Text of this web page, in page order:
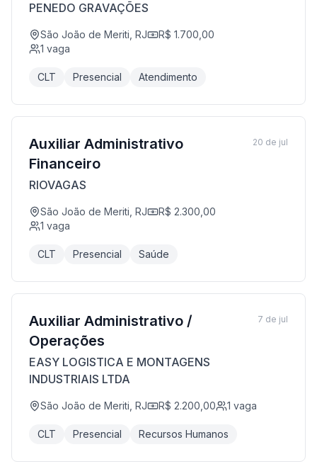
PENEDO GRAVAÇÕES
São João de Meriti, RJ
R$ 1.700,00
1 vaga
CLT Presencial Atendimento
Auxiliar Administrativo
Financeiro
RIOVAGAS
São João de Meriti, RJ
R$ 2.300,00
1 vaga
CLT Presencial Saúde
20 de jul
Auxiliar Administrativo /
Operações
EASY LOGISTICA E MONTAGENS
INDUSTRIAIS LTDA
São João de Meriti, RJ R$ 2.200,00 1 vaga
CLT Presencial Recursos Humanos
7 de jul